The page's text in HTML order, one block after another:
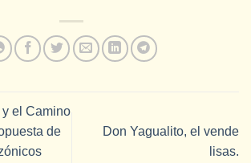
el Camino
de
Don Yagualito, el vende
lisas.